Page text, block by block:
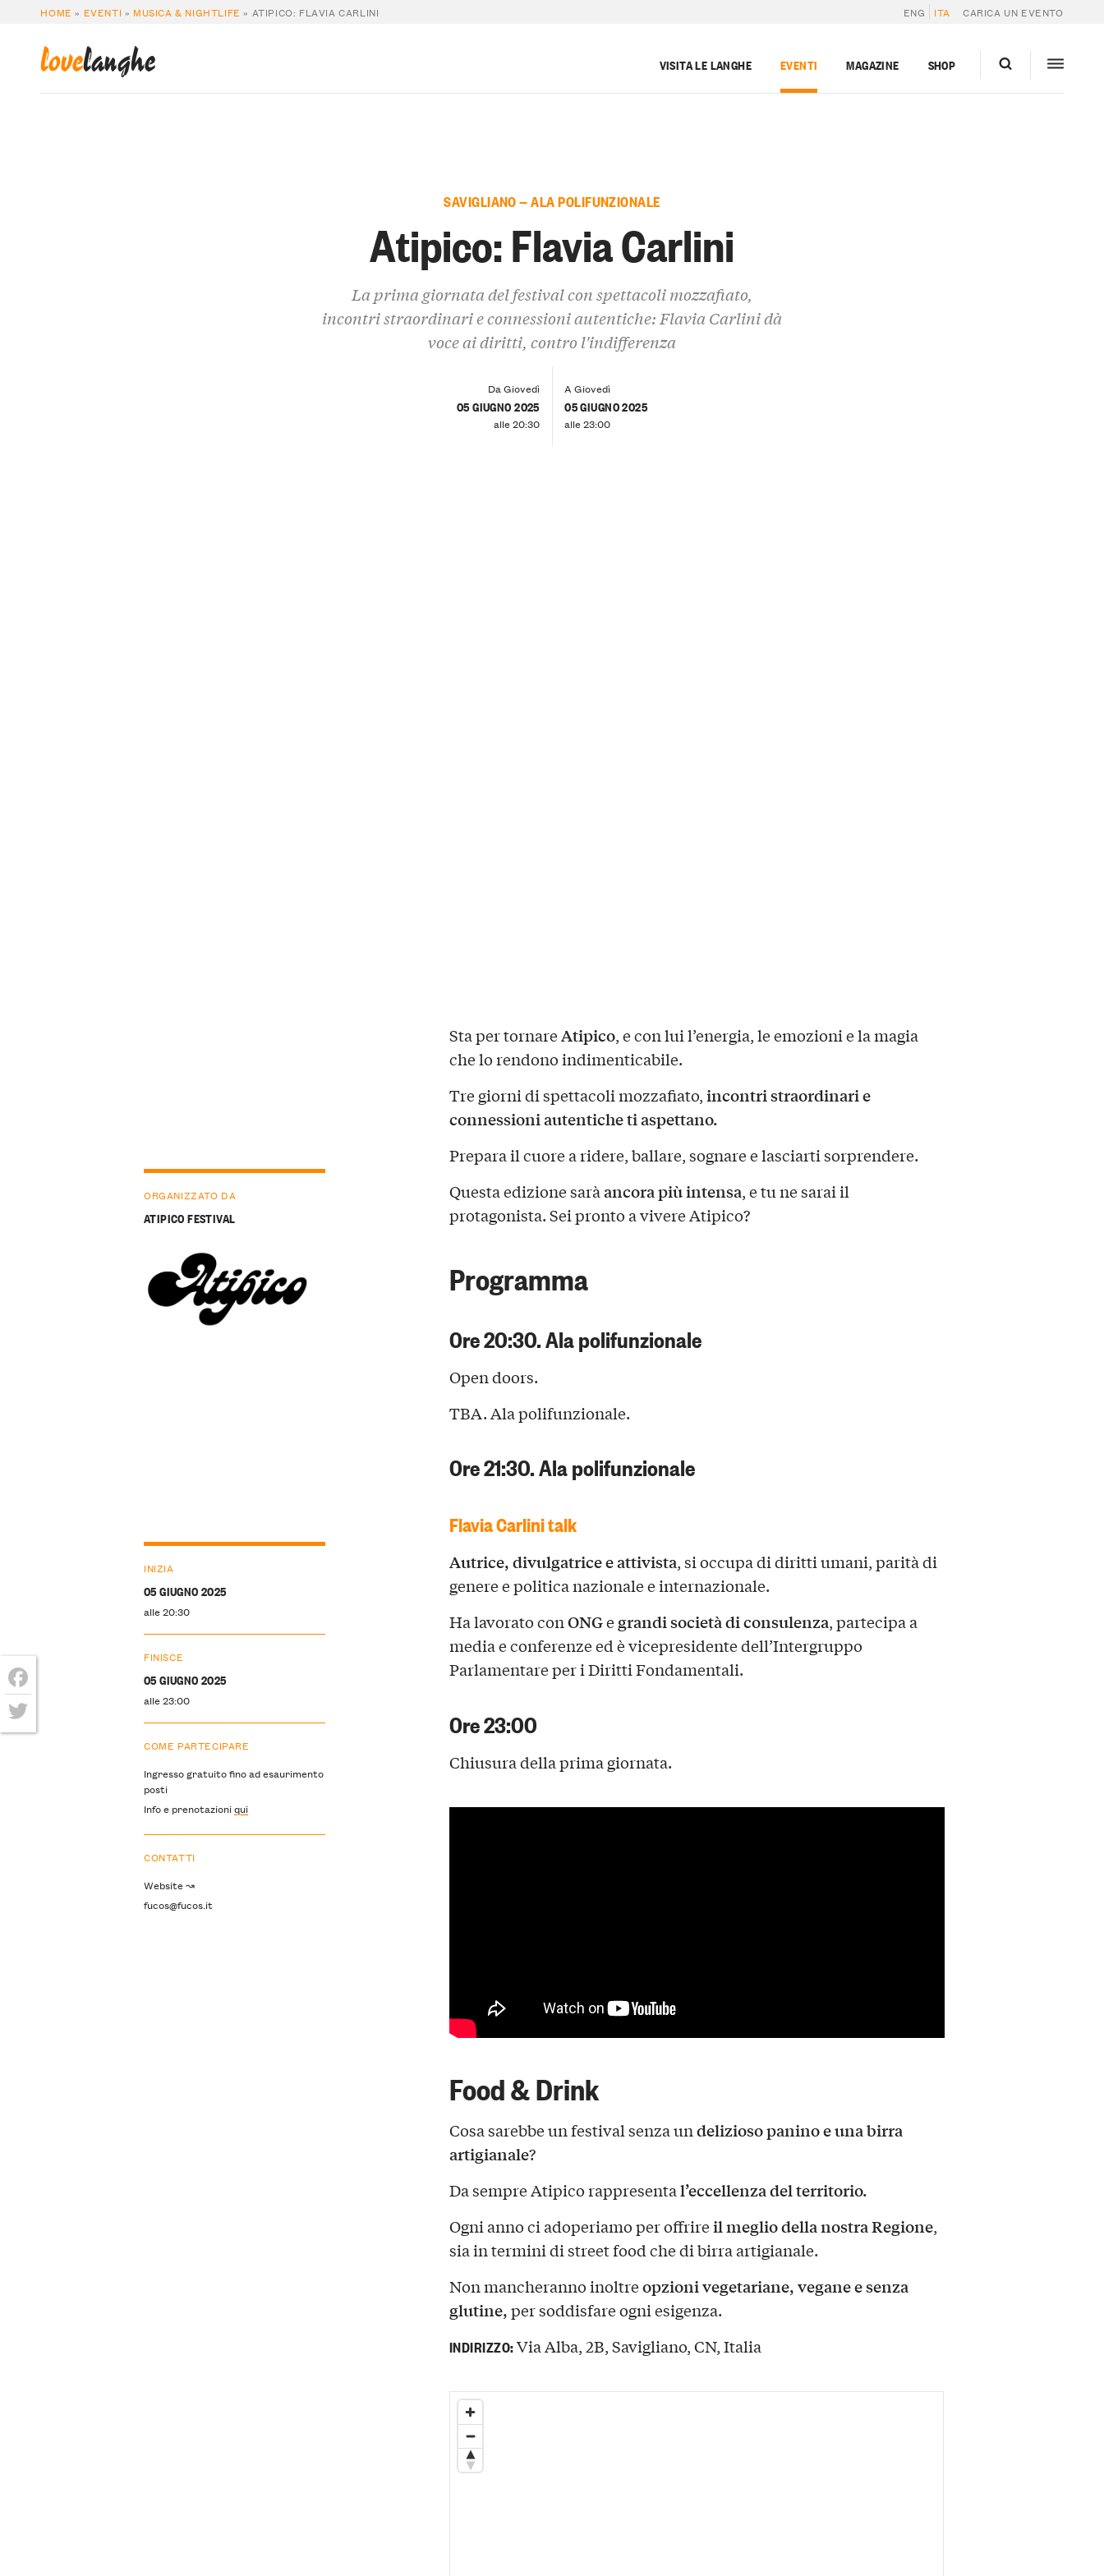
HOME » EVENTI » MUSICA & NIGHTLIFE » ATIPICO: FLAVIA CARLINI ENG ITA CARICA UN EVENTO
lovelanghe VISITA LE LANGHE EVENTI MAGAZINE SHOP
SAVIGLIANO — ALA POLIFUNZIONALE
Atipico: Flavia Carlini
La prima giornata del festival con spettacoli mozzafiato,
incontri straordinari e connessioni autentiche: Flavia Carlini dà
voce ai diritti, contro l'indifferenza
Da Giovedì
05 GIUGNO 2025
alle 20:30
A Giovedì
05 GIUGNO 2025
alle 23:00
Sta per tornareAtipico, e con lui l’energia, le emozioni e la magia
che lo rendono indimenticabile.
Tre giorni di spettacoli mozzafiato,incontri straordinari e
connessioni autentiche ti aspettano.
Prepara il cuore a ridere, ballare, sognare e lasciarti sorprendere.
Questa edizione saràancora più intensa, e tu ne sarai il
protagonista. Sei pronto a vivere Atipico?
Programma
Ore 20:30. Ala polifunzionale
Open doors.
TBA. Ala polifunzionale.
Ore 21:30. Ala polifunzionale
Flavia Carlini talk
Autrice, divulgatrice e attivista, si occupa di diritti umani, parità di
genere e politica nazionale e internazionale.
Ha lavorato conONGegrandi società di consulenza, partecipa a
media e conferenze ed è vicepresidente dell’Intergruppo
Parlamentare per i Diritti Fondamentali.
Ore 23:00
Chiusura della prima giornata.
Food & Drink
Cosa sarebbe un festival senza undelizioso panino e una birra
artigianale?
Da sempre Atipico rappresental’eccellenza del territorio.
Ogni anno ci adoperiamo per offrireil meglio della nostra Regione,
sia in termini di street food che di birra artigianale.
Non mancheranno inoltreopzioni vegetariane, vegane e senza
glutine,per soddisfare ogni esigenza.
ORGANIZZATO DA
ATIPICO FESTIVAL
INIZIA
05 GIUGNO 2025
alle 20:30
FINISCE
05 GIUGNO 2025
alle 23:00
COME PARTECIPARE
Ingresso gratuito fino ad esaurimento
posti
Info e prenotazioniqui
CONTATTI
Website ↝
fucos@fucos.it
INDIRIZZO:Via Alba, 2B, Savigliano, CN, Italia
Facebook
Twitter